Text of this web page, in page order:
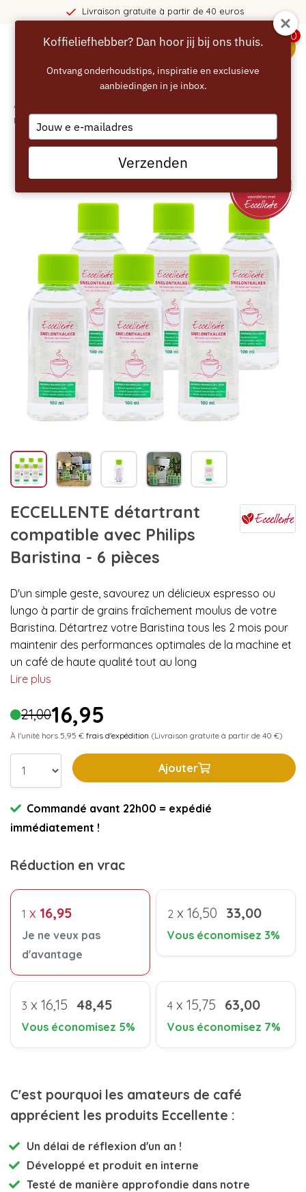
Livraison gratuite à partir de 40 euros
0
Accueil
pièces
ECCELLENTE détartrant
compatible avec Philips
Baristina - 6 pièces
D'un simple geste, savourez un délicieux espresso ou
lungo à partir de grains fraîchement moulus de votre
Baristina. Détartrez votre Baristina tous les 2 mois pour
maintenir des performances optimales de la machine et
un café de haute qualité tout au long
Lire plus
21,0016,95
À l'unité hors 5,95 € frais d'expédition (Livraison gratuite à partir de 40 €)
Ajouter
Commandé avant 22h00 = expédié
immédiatement !
Réduction en vrac
1 x 16,95
Je ne veux pas
d'avantage
2 x 16,50 33,00
Vous économisez 3%
3 x 16,15 48,45
Vous économisez 5%
4 x 15,75 63,00
Vous économisez 7%
C'est pourquoi les amateurs de café
apprécient les produits Eccellente :
Un délai de réflexion d'un an !
Développé et produit en interne
Testé de manière approfondie dans notre
Koffieliefhebber? Dan hoor jij bij ons thuis.
Ontvang onderhoudstips, inspiratie en exclusieve
aanbiedingen in je inbox.
Type
your
email
Verzenden